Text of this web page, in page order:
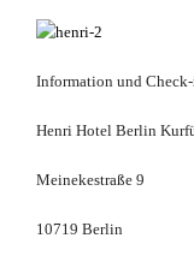
Information und
Henri Hotel Berlin
Meinekestraße 9
10719 Berlin